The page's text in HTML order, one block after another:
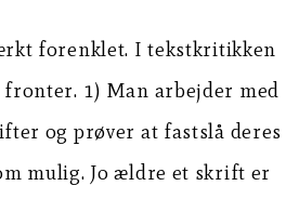
forenklet. I tekstkritikken
1) Man arbejder med
og prøver at fastslå deres
mulig. Jo ældre et skrift er